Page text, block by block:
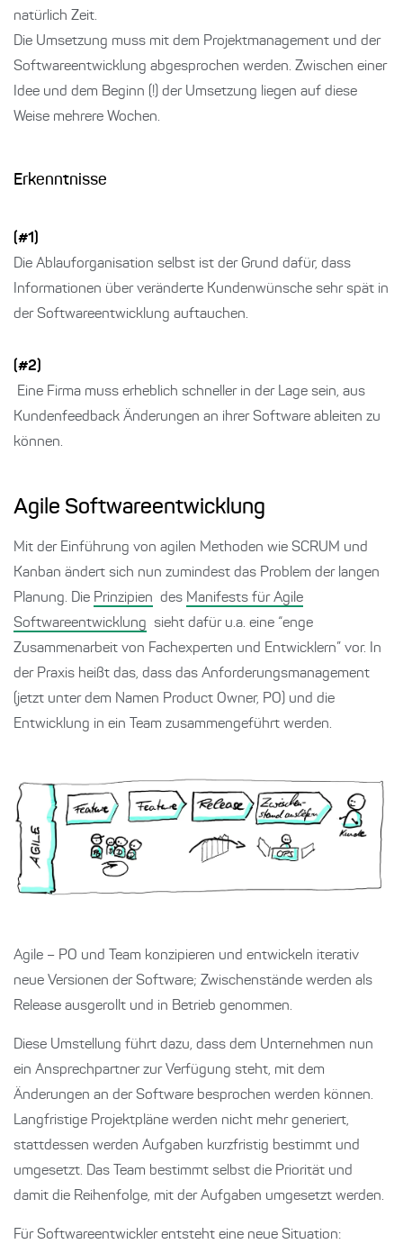
natürlich Zeit.
Die Umsetzung muss mit dem Projektmanagement und der
Softwareentwicklung abgesprochen werden. Zwischen einer
Idee und dem Beginn (!) der Umsetzung liegen auf diese
Weise mehrere Wochen.
Erkenntnisse
(#1)
Die Ablauforganisation selbst ist der Grund dafür, dass
Informationen über veränderte Kundenwünsche sehr spät in
der Softwareentwicklung auftauchen.
(#2)
Eine Firma muss erheblich schneller in der Lage sein, aus
Kundenfeedback Änderungen an ihrer Software ableiten zu
können.
Agile Softwareentwicklung
Mit der Einführung von agilen Methoden wie SCRUM und
Kanban ändert sich nun zumindest das Problem der langen
Planung. Die Prinzipien des Manifests für Agile
Softwareentwicklung
sieht dafür u.a. eine “enge
Zusammenarbeit von Fachexperten und Entwicklern” vor. In
der Praxis heißt das, dass das Anforderungsmanagement
(jetzt unter dem Namen Product Owner, PO) und die
Entwicklung in ein Team zusammengeführt werden.
Agile – PO und Team konzipieren und entwickeln iterativ
neue Versionen der Software; Zwischenstände werden als
Release ausgerollt und in Betrieb genommen.
Diese Umstellung führt dazu, dass dem Unternehmen nun
ein Ansprechpartner zur Verfügung steht, mit dem
Änderungen an der Software besprochen werden können.
Langfristige Projektpläne werden nicht mehr generiert,
stattdessen werden Aufgaben kurzfristig bestimmt und
umgesetzt. Das Team bestimmt selbst die Priorität und
damit die Reihenfolge, mit der Aufgaben umgesetzt werden.
Für Softwareentwickler entsteht eine neue Situation: